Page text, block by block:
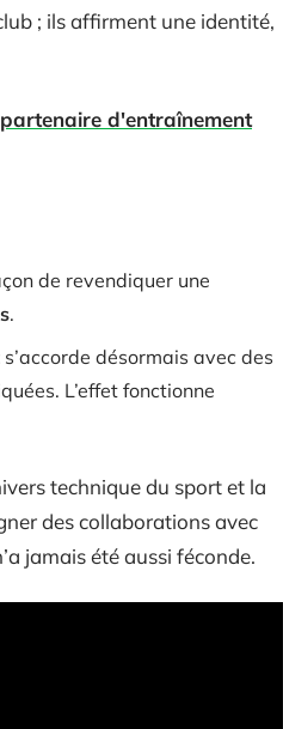
; ils affirment une identité,
d'entraînement
de revendiquer une
.
s’accorde désormais avec des
L’effet fonctionne
technique du sport et la
des collaborations avec
jamais été aussi féconde.